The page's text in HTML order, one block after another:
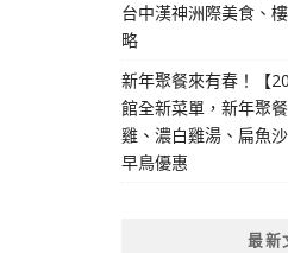
台中漢神洲際美食、
略
新年聚餐來有春！【
館全新菜單，新年聚
雞、濃白雞湯、扁魚
早鳥優惠
最新